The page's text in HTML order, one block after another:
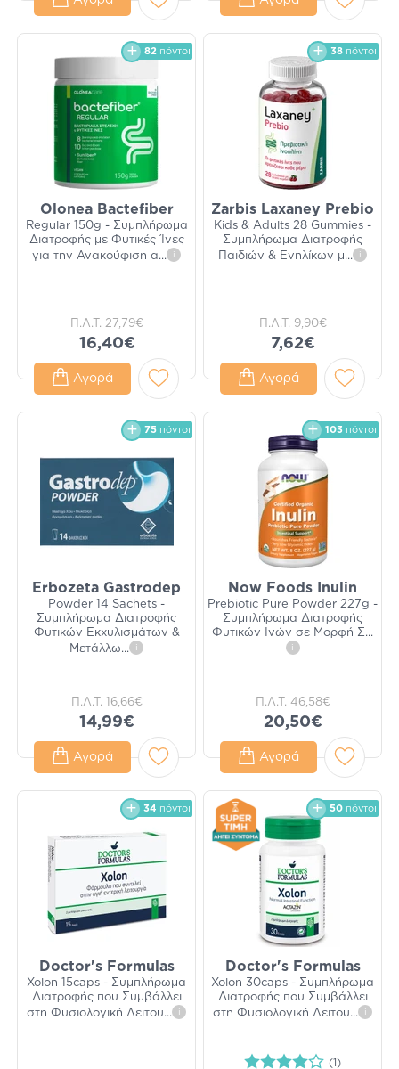
82 πόντοι
Olonea Bactefiber
Regular 150g - Συμπλήρωμα
Διατροφής με Φυτικές Ίνες
για την Ανακούφιση α... i
Π.Λ.Τ. 27,79€
16,40€
Αγορά
38 πόντοι
Zarbis Laxaney Prebio
Kids & Adults 28 Gummies -
Συμπλήρωμα Διατροφής
Παιδιών & Ενηλίκων μ... i
Π.Λ.Τ. 9,90€
7,62€
Αγορά
75 πόντοι
Erbozeta Gastrodep
Powder 14 Sachets -
Συμπλήρωμα Διατροφής
Φυτικών Εκχυλισμάτων &
Μετάλλω... i
Π.Λ.Τ. 16,66€
14,99€
Αγορά
103 πόντοι
Now Foods Inulin
Prebiotic Pure Powder 227g -
Συμπλήρωμα Διατροφής
Φυτικών Ινών σε Μορφή Σ...
i
Π.Λ.Τ. 46,58€
20,50€
Αγορά
34 πόντοι
Doctor's Formulas
Xolon 15caps - Συμπλήρωμα
Διατροφής που Συμβάλλει
στη Φυσιολογική Λειτου... i
50 πόντοι
Doctor's Formulas
Xolon 30caps - Συμπλήρωμα
Διατροφής που Συμβάλλει
στη Φυσιολογική Λειτου... i
(1)